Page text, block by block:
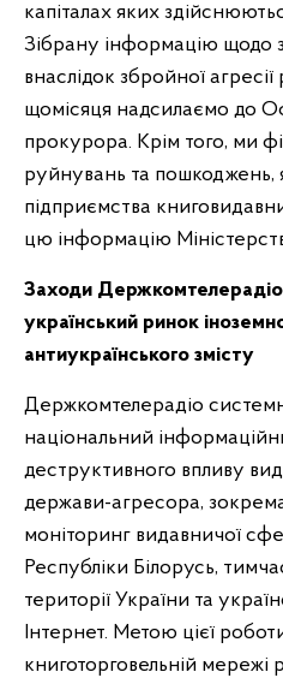
капіталах яких
Зібрану інформацію щодо
внаслідок збройної
щомісяця надсилаємо до
прокурора. Крім того, ми
руйнувань та пошкоджень,
підприємства
цю інформацію
Заходи
український ринок
антиукраїнського змісту
Держкомтелерадіо
національний
деструктивного впливу
держави-агресора,
моніторинг видавничої
Республіки Білорусь,
території України та
Інтернет. Метою цієї
книготорговельній мережі